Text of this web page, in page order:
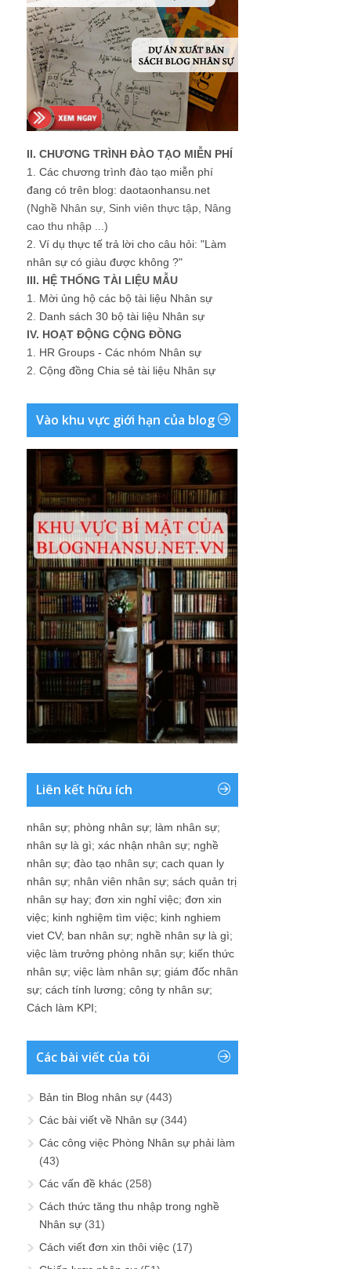
II. CHƯƠNG TRÌNH ĐÀO TẠO MIỄN PHÍ
1. Các chương trình đào tạo miễn phí
đang có trên blog: daotaonhansu.net
(Nghề Nhân sự, Sinh viên thực tập, Nâng
cao thu nhập ...)
2. Ví dụ thực tế trả lời cho câu hỏi: "Làm
nhân sự có giàu được không ?"
III. HỆ THỐNG TÀI LIỆU MẪU
1. Mời ủng hộ các bộ tài liệu Nhân sự
2. Danh sách 30 bộ tài liệu Nhân sự
IV. HOẠT ĐỘNG CỘNG ĐỒNG
1. HR Groups - Các nhóm Nhân sự
2. Cộng đồng Chia sẻ tài liệu Nhân sự
Vào khu vực giới hạn của blog
Liên kết hữu ích
nhân sự; phòng nhân sự; làm nhân sự;
nhân sự là gì; xác nhận nhân sự; nghề
nhân sự; đào tạo nhân sự; cach quan ly
nhân sự; nhân viên nhân sự; sách quản trị
nhân sự hay; đơn xin nghỉ việc; đơn xin
việc; kinh nghiệm tìm việc; kinh nghiem
viet CV; ban nhân sự; nghề nhân sự là gì;
việc làm trưởng phòng nhân sự; kiến thức
nhân sự; việc làm nhân sự; giám đốc nhân
sự; cách tính lương; công ty nhân sự;
Cách làm KPI;
Các bài viết của tôi
Bản tin Blog nhân sự (443)
Các bài viết về Nhân sự (344)
Các công việc Phòng Nhân sự phải làm
(43)
Các vấn đề khác (258)
Cách thức tăng thu nhập trong nghề
Nhân sự (31)
Cách viết đơn xin thôi việc (17)